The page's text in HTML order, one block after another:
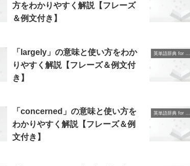
方をわかりやすく解説【フレーズ
＆例文付き】
「largely」の意味と使い方をわか
りやすく解説【フレーズ＆例文付
き】
「concerned」の意味と使い方を
わかりやすく解説【フレーズ＆例
文付き】